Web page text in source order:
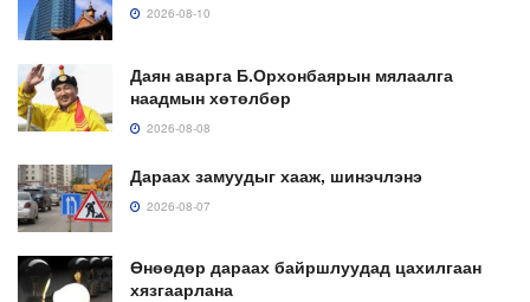
2026-08-10
Даян аварга Б.Орхонбаярын мялаалга
наадмын хөтөлбөр
2026-08-08
Дараах замуудыг хааж, шинэчлэнэ
2026-08-07
Өнөөдөр дараах байршлуудад цахилгаан
хязгаарлана